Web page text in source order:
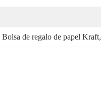
Bolsa de regalo de papel Kraft,